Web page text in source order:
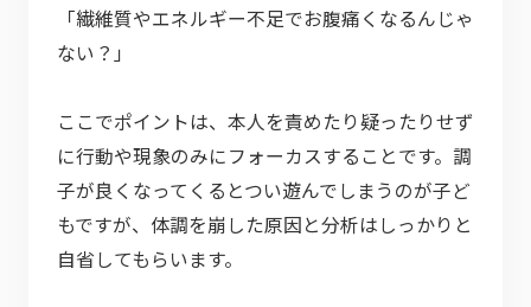
「繊維質やエネルギー不足でお腹痛くなるんじゃ
ない？」
ここでポイントは、本人を責めたり疑ったりせず
に行動や現象のみにフォーカスすることです。調
子が良くなってくるとつい遊んでしまうのが子ど
もですが、体調を崩した原因と分析はしっかりと
自省してもらいます。